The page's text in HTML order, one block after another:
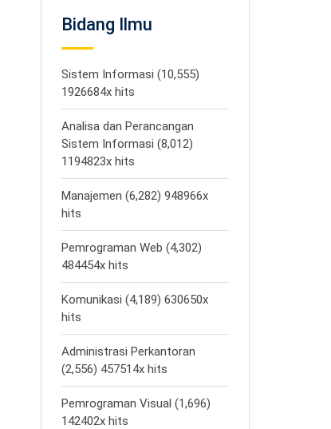
Bidang Ilmu
Sistem Informasi (10,555)
1926684x hits
Analisa dan Perancangan
Sistem Informasi (8,012)
1194823x hits
Manajemen (6,282) 948966x
hits
Pemrograman Web (4,302)
484454x hits
Komunikasi (4,189) 630650x
hits
Administrasi Perkantoran
(2,556) 457514x hits
Pemrograman Visual (1,696)
142402x hits